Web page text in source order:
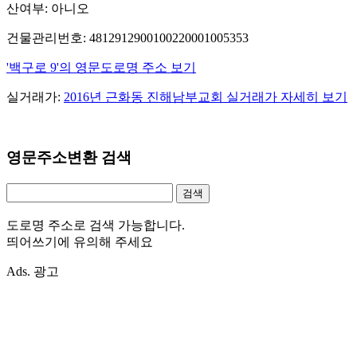
산여부: 아니오
건물관리번호: 4812912900100220001005353
'백구로 9'의 영문도로명 주소 보기
실거래가: 2016년 근화동 진해남부교회 실거래가 자세히 보기
영문주소변환 검색
도로명 주소로 검색 가능합니다.
띄어쓰기에 유의해 주세요
Ads. 광고